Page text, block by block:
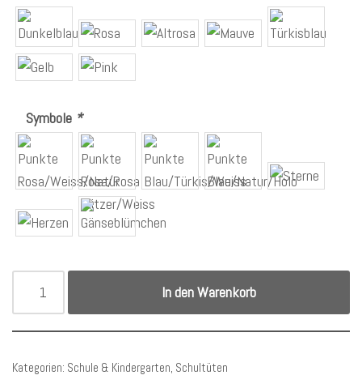
Symbole *
In den Warenkorb
Kategorien: Schule & Kindergarten Schultüten